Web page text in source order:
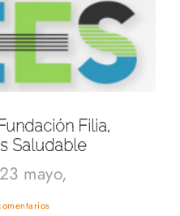
Filia,
Saludable
23 mayo,